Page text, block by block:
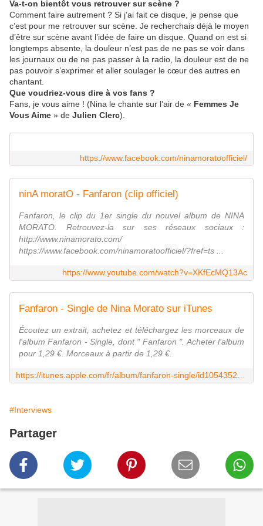
Va-t-on bientôt vous retrouver sur scène ?
Comment faire autrement ? Si j’ai fait ce disque, je pense que
c’est pour me retrouver sur scène. Je recherchais déjà le moyen
d’être sur scène avant l’idée de faire un disque. Quand on est si
longtemps absente, la douleur n’est pas de ne pas se voir dans
les journaux ou de ne pas passer à la radio, la douleur est de ne
pas pouvoir s’exprimer et aller soulager le cœur des autres en
chantant.
Que voudriez-vous dire à vos fans ?
Fans, je vous aime ! (Nina le chante sur l’air de « Femmes Je
Vous Aime » de Julien Clerc).
https://www.facebook.com/ninamoratoofficiel/
ninA moratO - Fanfaron (clip officiel)
Fanfaron, le clip du 1er single du nouvel album de NINA
MORATO. Retrouvez-la sur ses réseaux sociaux :
http://www.ninamorato.com/
https://www.facebook.com/ninamoratoofficiel/?fref=ts ...
https://www.youtube.com/watch?v=XKfEcMQ13Ac
Fanfaron - Single de Nina Morato sur iTunes
Écoutez un extrait, achetez et téléchargez les morceaux de
l'album Fanfaron - Single, dont " Fanfaron ". Acheter l'album
pour 1,29 €. Morceaux à partir de 1,29 €.
#Interviews
Partager